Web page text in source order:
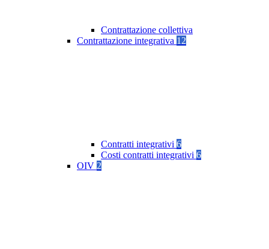
Contrattazione collettiva
Contrattazione integrativa 12
Contratti integrativi 6
Costi contratti integrativi 6
OIV 2